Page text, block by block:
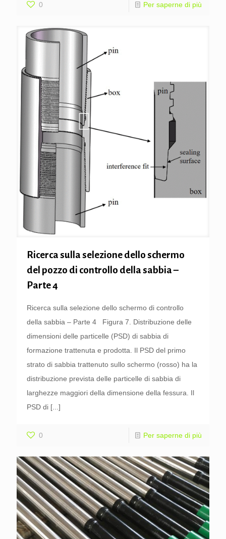
0 Per saperne di più
Ricerca sulla selezione dello schermo
del pozzo di controllo della sabbia –
Parte 4
Ricerca sulla selezione dello schermo di controllo
della sabbia – Parte 4 Figura 7. Distribuzione delle
dimensioni delle particelle (PSD) di sabbia di
formazione trattenuta e prodotta. Il PSD del primo
strato di sabbia trattenuto sullo schermo (rosso) ha la
distribuzione prevista delle particelle di sabbia di
larghezze maggiori della dimensione della fessura. Il
PSD di [...]
0 Per saperne di più